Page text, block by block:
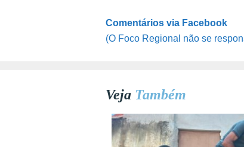
Comentários via Facebook
(O Foco Regional não se
Veja Também